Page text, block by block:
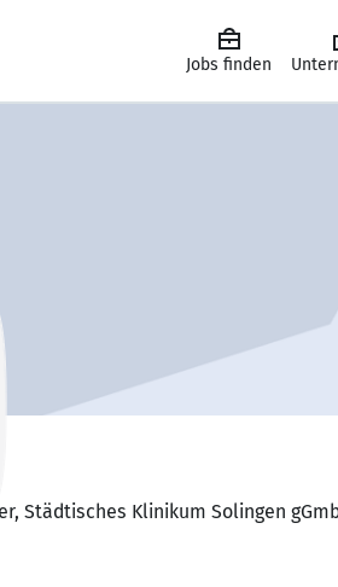
Jobs finden
Städtisches Klinikum Solingen